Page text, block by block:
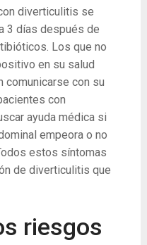
diverticulitis se
3 días después de
Los que no
en su salud
comunicarse con su
con
ayuda médica si
empeora o no
estos síntomas
de diverticulitis que
riesgos